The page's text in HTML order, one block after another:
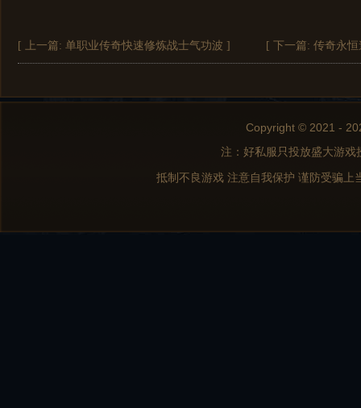
[ 上一篇: 单职业传奇快速修炼战士气功波 ] [ 下一篇: 传奇永
Copyright © 2021 -
注：好私服只投放盛大游
抵制不良游戏 注意自我保护 谨防受骗